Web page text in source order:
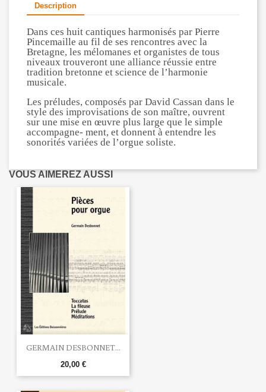
Description
Dans ces huit cantiques harmonisés par Pierre
Pincemaille au fil de ses rencontres avec la
Bretagne, les mélomanes et organistes de tous
niveaux trouveront une alliance réussie entre
tradition bretonne et science de l’harmonie
musicale.
Les préludes, composés par David Cassan dans le
style des improvisations de son maître, ouvrent
sur une mise en œuvre plus large que le simple
accompagne- ment, et donnent à entendre les
sonorités variées de l’orgue soliste.
VOUS AIMEREZ AUSSI
GERMAIN DESBONNET...
20,00 €